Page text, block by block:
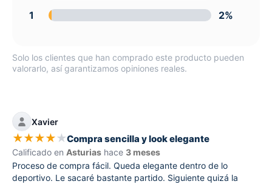
1
2%
Solo los clientes que han comprado este producto pueden
valorarlo, así garantizamos opiniones reales.
Xavier
★★★★★Compra sencilla y look elegante
Calificado en Asturias hace 3 meses
Proceso de compra fácil. Queda elegante dentro de lo
deportivo. Le sacaré bastante partido. Siguiente quizá la